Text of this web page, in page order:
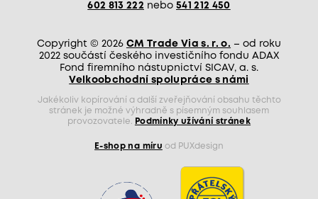
602 813 222 nebo 541 212 450
Copyright © 2026 CM Trade Via s. r. o. – od roku
2022 součástí českého investičního fondu ADAX
Fond firemního nástupnictví SICAV, a. s.
Velkoobchodní spolupráce s námi
Jakékoliv kopírování a další zveřejňování obsahu těchto
stránek je možné výhradně s písemným souhlasem
provozovatele.
Podmínky užívání stránek
E-shop na míru od PUXdesign